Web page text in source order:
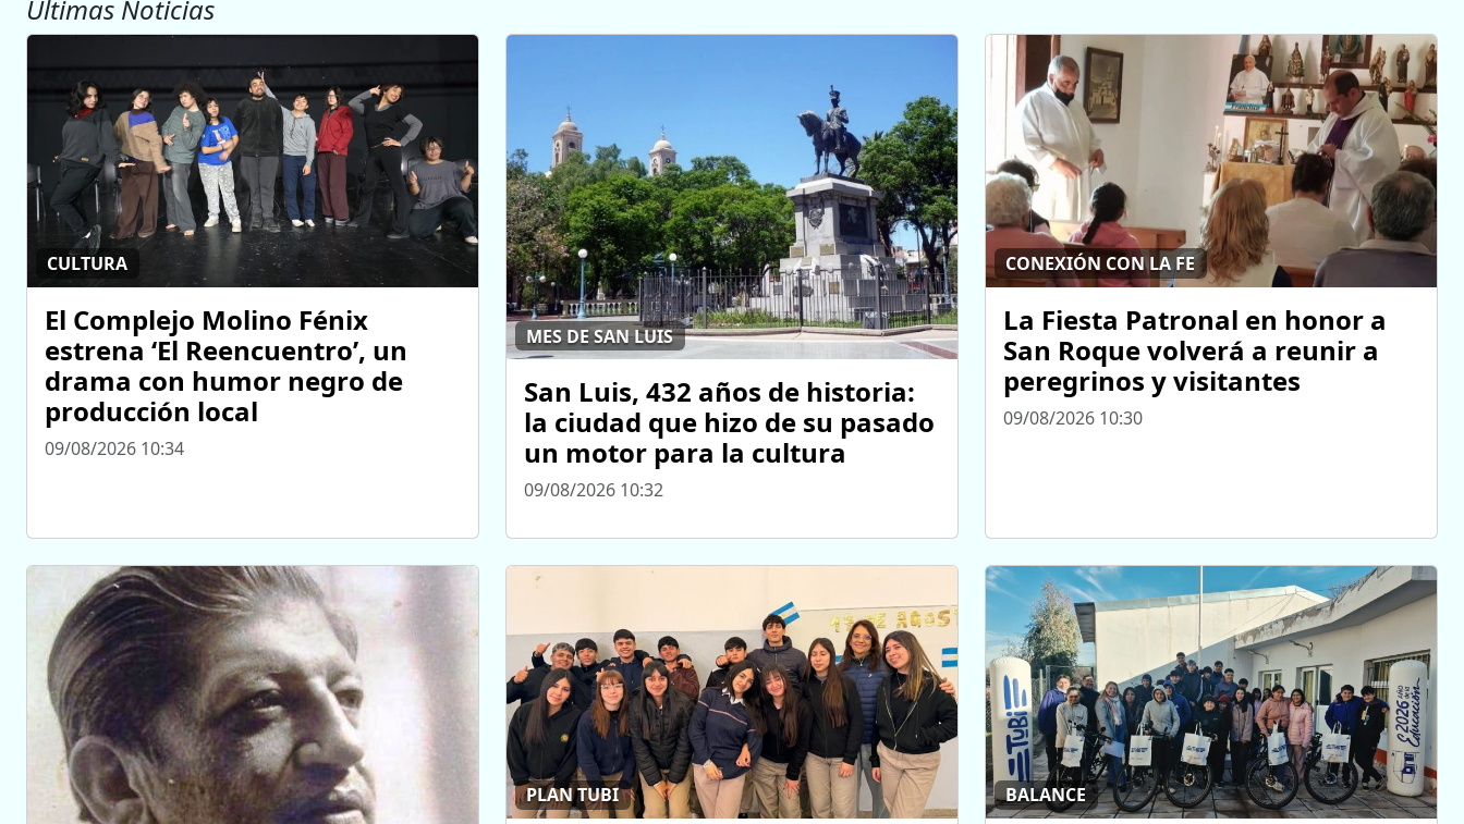
Ultimas Noticias
CULTURA
El Complejo Molino Fénix
estrena ‘El Reencuentro’, un
drama con humor negro de
producción local
09/08/2026 10:34
MES DE SAN LUIS
San Luis, 432 años de historia:
la ciudad que hizo de su pasado
un motor para la cultura
09/08/2026 10:32
CONEXIÓN CON LA FE
La Fiesta Patronal en honor a
San Roque volverá a reunir a
peregrinos y visitantes
09/08/2026 10:30
PLAN TUBI BALANCE